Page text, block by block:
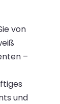
von
–
und